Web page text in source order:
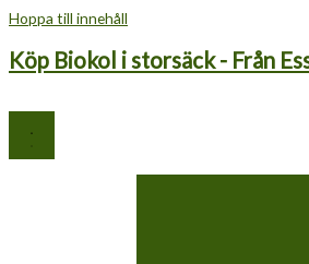
Hoppa till innehåll
Köp Biokol i storsäck - Från